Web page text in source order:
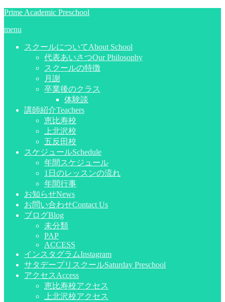
Prime Academic Preschool
menu
スクールについてAbout School
代表あいさつOur Philosophy
スクールの特徴
月謝
卒業後のクラス
体験談
講師紹介Teachers
恵比寿校
上北沢校
五反田校
スケジュールSchedule
年間スケジュール
1日のレッスンの流れ
年間行事
お知らせNews
お問い合わせContact Us
ブログBlog
未分類
PAP
ACCESS
インスタグラムInstagram
サタデープリスクールSaturday Preschool
アクセスAccess
恵比寿校アクセス
上北沢校アクセス